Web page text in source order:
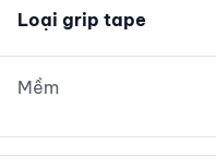
Loại grip tape
Mềm